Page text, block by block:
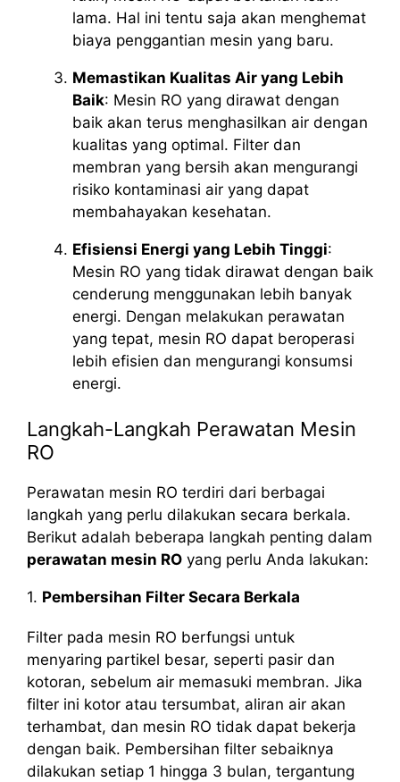
lama. Hal ini tentu saja akan menghemat
biaya penggantian mesin yang baru.
Memastikan Kualitas Air yang Lebih
Baik: Mesin RO yang dirawat dengan
baik akan terus menghasilkan air dengan
kualitas yang optimal. Filter dan
membran yang bersih akan mengurangi
risiko kontaminasi air yang dapat
membahayakan kesehatan.
Efisiensi Energi yang Lebih Tinggi:
Mesin RO yang tidak dirawat dengan baik
cenderung menggunakan lebih banyak
energi. Dengan melakukan perawatan
yang tepat, mesin RO dapat beroperasi
lebih efisien dan mengurangi konsumsi
energi.
Langkah-Langkah Perawatan Mesin
RO
Perawatan mesin RO terdiri dari berbagai
langkah yang perlu dilakukan secara berkala.
Berikut adalah beberapa langkah penting dalam
perawatan mesin RO yang perlu Anda lakukan:
1. Pembersihan Filter Secara Berkala
Filter pada mesin RO berfungsi untuk
menyaring partikel besar, seperti pasir dan
kotoran, sebelum air memasuki membran. Jika
filter ini kotor atau tersumbat, aliran air akan
terhambat, dan mesin RO tidak dapat bekerja
dengan baik. Pembersihan filter sebaiknya
dilakukan setiap 1 hingga 3 bulan, tergantung